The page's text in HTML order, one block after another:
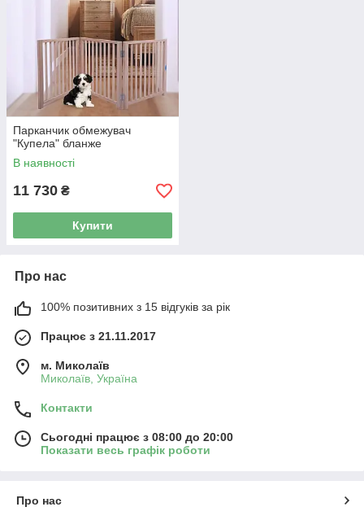
Парканчик обмежувач
"Купела" бланже
В наявності
11 730 ₴
Купити
Про нас
100% позитивних з 15 відгуків за рік
Працює з 21.11.2017
м. Миколаїв
Миколаїв, Україна
Контакти
Сьогодні працює з 08:00 до 20:00
Показати весь графік роботи
Про нас